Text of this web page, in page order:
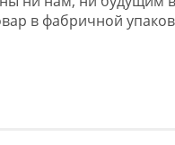
в фабричной